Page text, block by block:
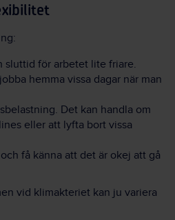
sluttid för arbetet lite friare.
hemma vissa dagar när man
Det kan handla om
eller att lyfta bort vissa
få känna att det är okej att gå
vid klimakteriet kan ju variera